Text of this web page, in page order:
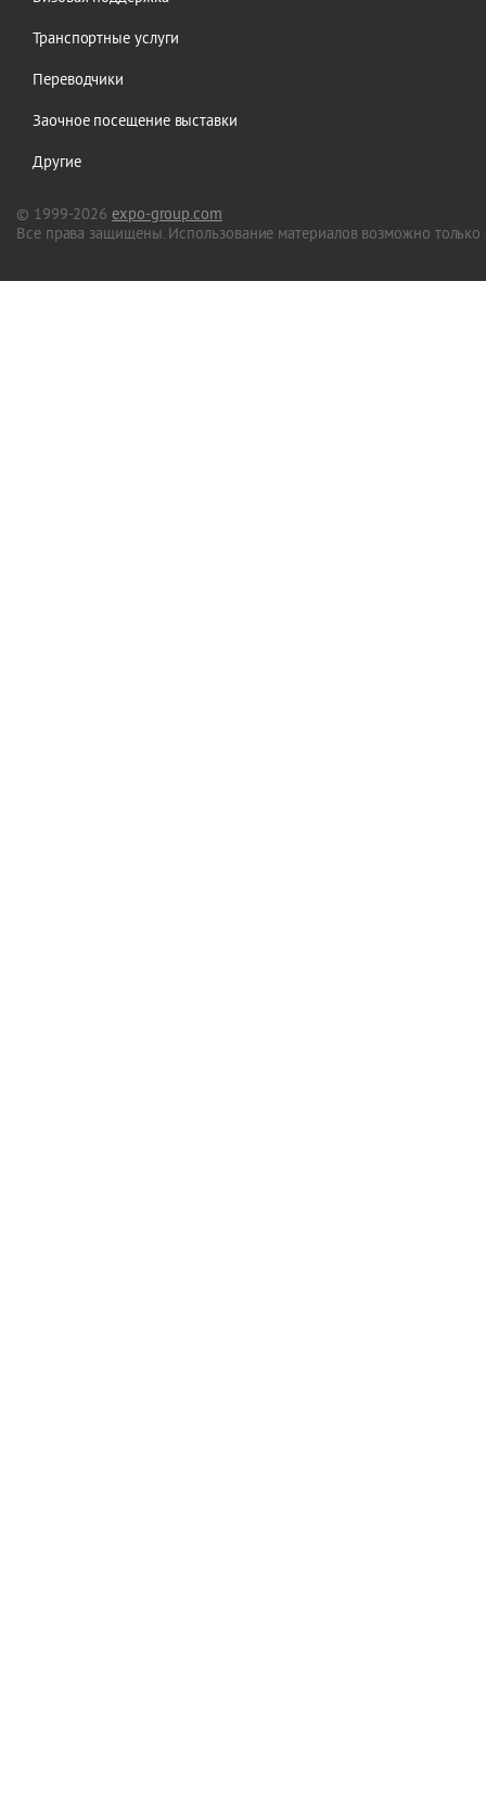
Транспортные услуги
Переводчики
Заочное посещение выставки
Другие
© 1999-2026 expo-group.com
Все права защищены. Использование материалов возможно